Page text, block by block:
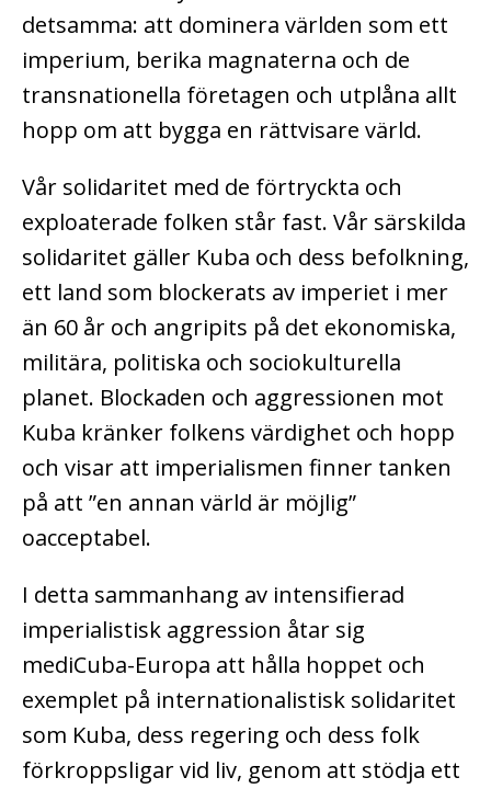
detsamma: att dominera världen som ett
imperium, berika magnaterna och de
transnationella företagen och utplåna allt
hopp om att bygga en rättvisare värld.
Vår solidaritet med de förtryckta och
exploaterade folken står fast. Vår särskilda
solidaritet gäller Kuba och dess befolkning,
ett land som blockerats av imperiet i mer
än 60 år och angripits på det ekonomiska,
militära, politiska och sociokulturella
planet. Blockaden och aggressionen mot
Kuba kränker folkens värdighet och hopp
och visar att imperialismen finner tanken
på att ”en annan värld är möjlig”
oacceptabel.
I detta sammanhang av intensifierad
imperialistisk aggression åtar sig
mediCuba-Europa att hålla hoppet och
exemplet på internationalistisk solidaritet
som Kuba, dess regering och dess folk
förkroppsligar vid liv, genom att stödja ett